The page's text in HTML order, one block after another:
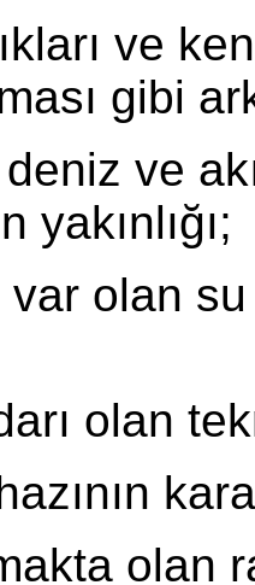
ve
gibi
ve
yakınlığı;
var olan
olan
olan